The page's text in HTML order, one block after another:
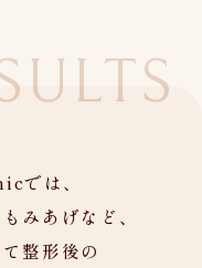
では、
みあげなど、
整形後の